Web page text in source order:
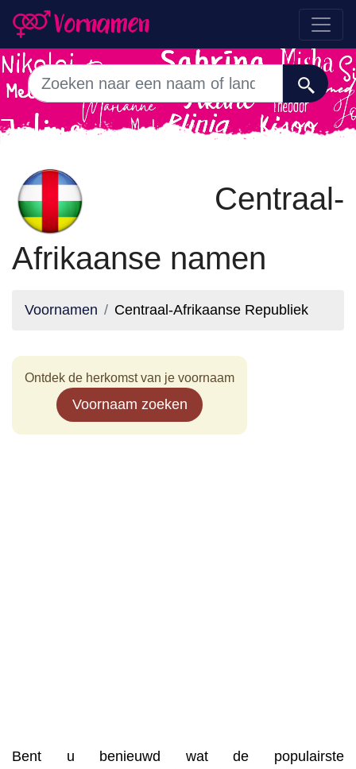
Centraal-
Afrikaanse namen
Voornamen Centraal-Afrikaanse Republiek
Ontdek de herkomst van je voornaam
Voornaam zoeken
Bent u benieuwd wat de populairste